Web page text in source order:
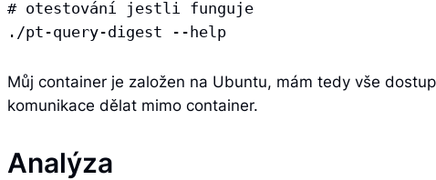
# otestování jestli funguje
./pt-query-digest --help
Můj container je založen na Ubuntu, mám tedy vše
komunikace dělat mimo container.
Analýza